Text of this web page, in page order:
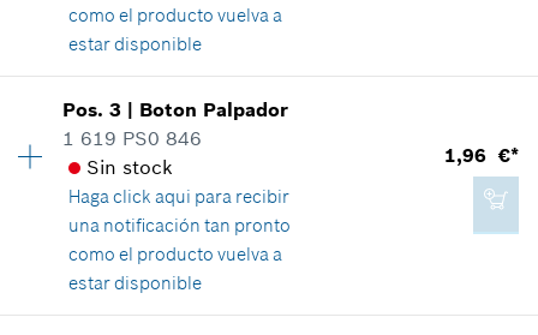
56,58 €*
*Recomendación de precio del fabricante no
vinculante, incluido IVA
Agregar a cesta de la compra
como el producto vuelva a
estar disponible
Grupo de precios:13
Información sobre recambios
Relación de aplicaciones de una pieza
Mostrar en figura
Pos.3 | Boton Palpador
1 619 PS0 846
Sin stock
Haga click aqui para recibir
una notificación tan pronto
como el producto vuelva a
estar disponible
1,96 €*